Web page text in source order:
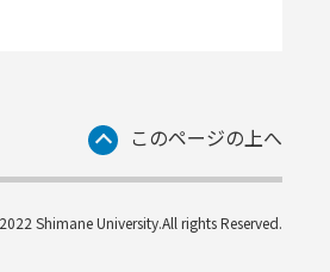
このページの上へ
Shimane University.All rights Reserved.